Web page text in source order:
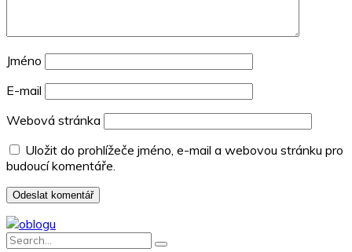
Jméno
E-mail
Webová stránka
Uložit do prohlížeče jméno, e-mail a webovou stránku pro
budoucí komentáře.